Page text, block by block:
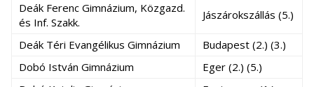
Deák Ferenc Gimnázium, Közgazd.
és Inf. Szakk.
Jászárokszállás (5.)
Deák Téri Evangélikus Gimnázium
Budapest (2.) (3.)
Dobó István Gimnázium
Eger (2.) (5.)